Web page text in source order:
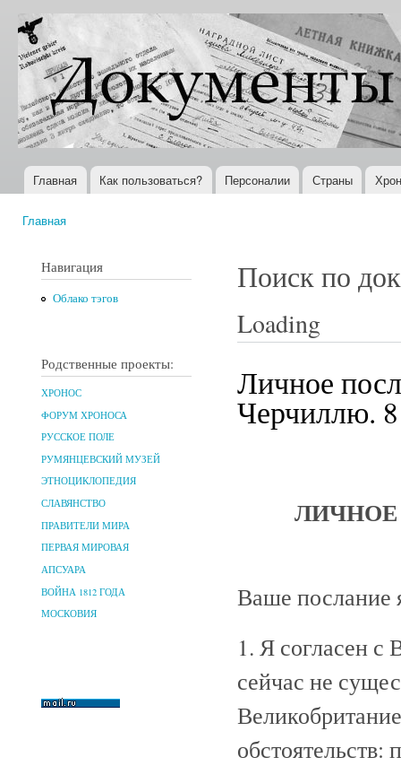
Документы
XX века
Всемирная
история в
Интернете
Главное меню
Главная Как пользоваться? Персоналии Страны
Главная
Навигация
Облако тэгов
Родственные проекты:
ХРОНОС
ФОРУМ ХРОНОСА
РУССКОЕ ПОЛЕ
РУМЯНЦЕВСКИЙ МУЗЕЙ
ЭТНОЦИКЛОПЕДИЯ
СЛАВЯНСТВО
ПРАВИТЕЛИ МИРА
ПЕРВАЯ МИРОВАЯ
АПСУАРА
ВОЙНА 1812 ГОДА
МОСКОВИЯ
Поиск по
Loading
Личное
Черчиллю.
Ваше послание
1. Я согласен с
сейчас не